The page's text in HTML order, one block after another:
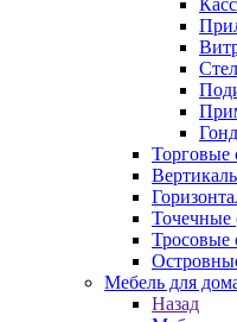
Торговые
Точечные
Тросовые
Мебель для
Назад